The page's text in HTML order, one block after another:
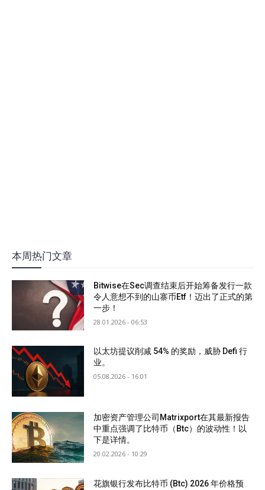
本周热门文章
Bitwise在Sec调查结束后开始筹备发行一款
令人意想不到的山寨币Etf！迈出了正式的第
一步！
28.01.2026 - 06:53
以太坊提议削减 54% 的奖励，威胁 Defi 行
业。
05.08.2026 - 16:01
加密资产管理公司Matrixport在其最新报告
中重点强调了比特币（Btc）的波动性！以
下是详情。
20.02.2026 - 10:29
花旗银行发布比特币 (Btc) 2026 年价格预